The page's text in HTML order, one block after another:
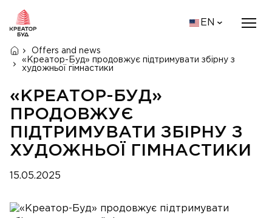
EN
Offers and news
«Креатор-Буд» продовжує підтримувати збірну з
художньої гімнастики
«КРЕАТОР-БУД»
ПРОДОВЖУЄ
ПІДТРИМУВАТИ ЗБІРНУ З
ХУДОЖНЬОЇ ГІМНАСТИКИ
15.05.2025